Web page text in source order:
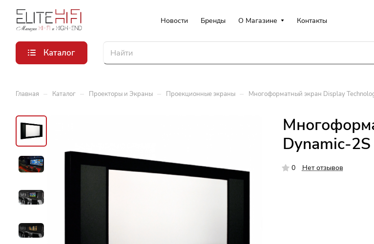
Новости Бренды О Магазине Контакты
Каталог
Главная – Каталог – Проекторы и Экраны – Проекционные экраны – Многоформатный экран Display
Dynamic-
0 Нет отзывов